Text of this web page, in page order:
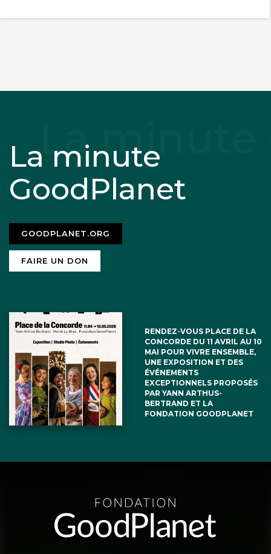
La minute
GoodPlanet
GOODPLANET.ORG
FAIRE UN DON
RENDEZ-VOUS PLACE DE LA
CONCORDE DU 11 AVRIL AU 10
MAI POUR VIVRE ENSEMBLE,
UNE EXPOSITION ET DES
ÉVÉNEMENTS
EXCEPTIONNELS PROPOSÉS
PAR YANN ARTHUS-
BERTRAND ET LA
FONDATION GOODPLANET